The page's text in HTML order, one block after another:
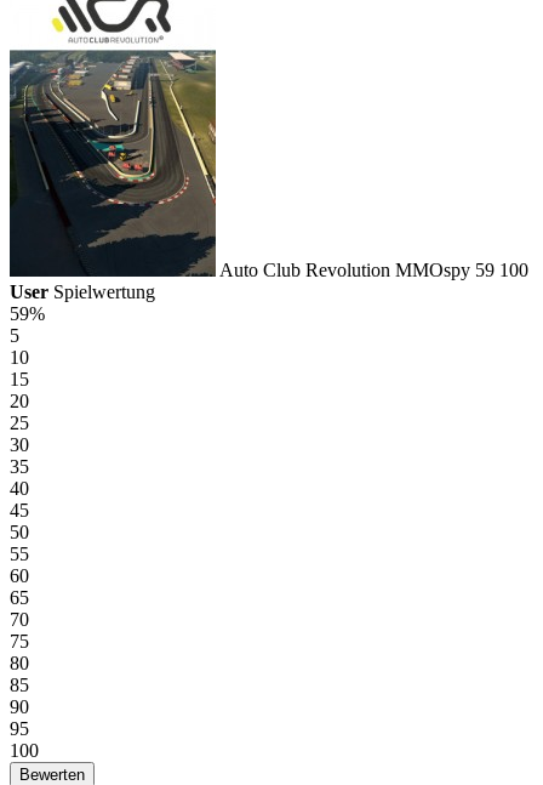
Auto Club Revolution MMOspy 59 100
User Spielwertung
59%
5
10
15
20
25
30
35
40
45
50
55
60
65
70
75
80
85
90
95
100